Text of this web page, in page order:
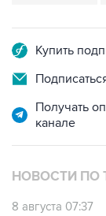
Купить
Получать
канале
НОВОСТИ ПО
8 августа 07:37